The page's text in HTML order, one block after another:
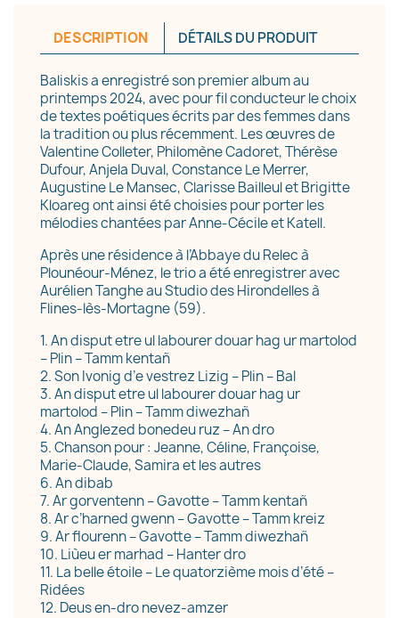
DESCRIPTION DÉTAILS DU PRODUIT
​Baliskis a enregistré son premier album au
printemps 2024, avec pour fil conducteur le choix
de textes poétiques écrits par des femmes dans
la tradition ou plus récemment. Les œuvres de
Valentine Colleter, Philomène Cadoret, Thérèse
Dufour, Anjela Duval, Constance Le Merrer,
Augustine Le Mansec, Clarisse Bailleul et Brigitte
Kloareg ont ainsi été choisies pour porter les
mélodies chantées par Anne-Cécile et Katell.
​Après une résidence à l’Abbaye du Relec à
Plounéour-Ménez, le trio a été enregistrer avec
Aurélien Tanghe au Studio des Hirondelles à
Flines-lès-Mortagne (59).
​1. An disput etre ul labourer douar hag ur martolod
– Plin – Tamm kentañ
2. Son Ivonig d’e vestrez Lizig – Plin – Bal
3. An disput etre ul labourer douar hag ur
martolod – Plin – Tamm diwezhañ
4. An Anglezed bonedeu ruz – An dro
5. Chanson pour : Jeanne, Céline, Françoise,
Marie-Claude, Samira et les autres
6. An dibab
7. Ar gorventenn – Gavotte – Tamm kentañ
8. Ar c’harned gwenn – Gavotte – Tamm kreiz
9. Ar flourenn – Gavotte – Tamm diwezhañ
10. Liùeu er marhad – Hanter dro
11. La belle étoile – Le quatorzième mois d’été –
Ridées
12. Deus en-dro nevez-amzer
Annuler Créer une liste d'envies